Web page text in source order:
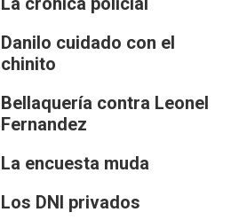
Danilo cuidado con el
chinito
Bellaquería contra Leonel
Fernandez
La encuesta muda
Los DNI privados